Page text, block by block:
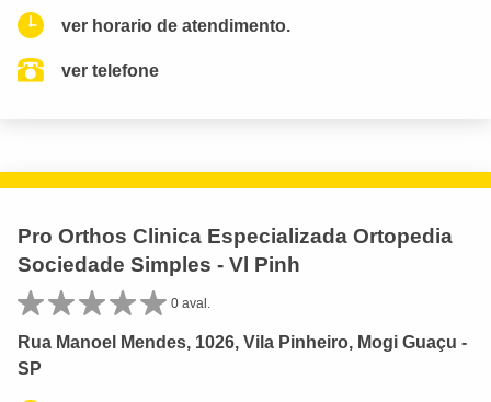
ver horario de atendimento.
ver telefone
Pro Orthos Clinica Especializada Ortopedia
Sociedade Simples - Vl Pinh
0 aval.
Rua Manoel Mendes, 1026, Vila Pinheiro, Mogi Guaçu -
SP